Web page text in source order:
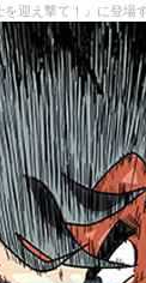
迎え撃て！』に登